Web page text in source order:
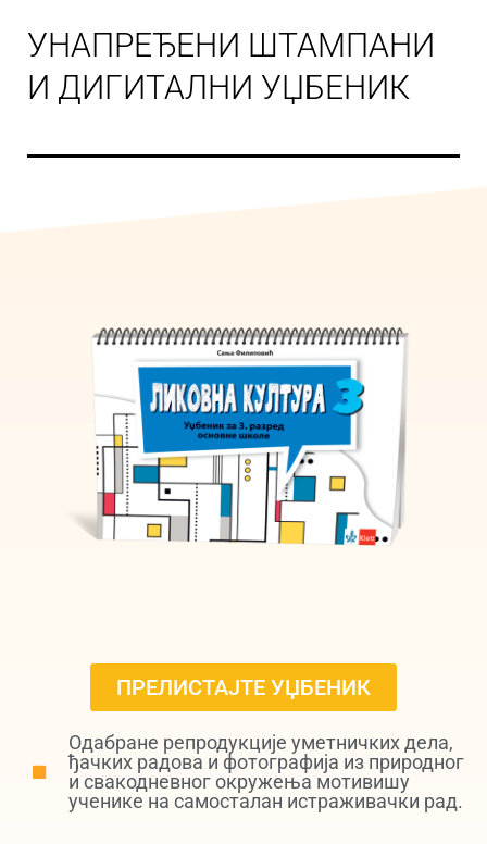
УНАПРЕЂЕНИ ШТАМПАНИ
И ДИГИТАЛНИ УЏБЕНИК
Одабране репродукције уметничких дела,
ђачких радова и фотографија из природног
и свакодневног окружења мотивишу
ученике на самосталан истраживачки рад.
ПРЕЛИСТАЈТЕ УЏБЕНИК